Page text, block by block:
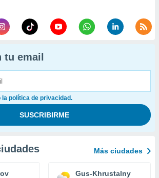
tu email
la política de privacidad.
Más ciudades
Gus-Khrustalny